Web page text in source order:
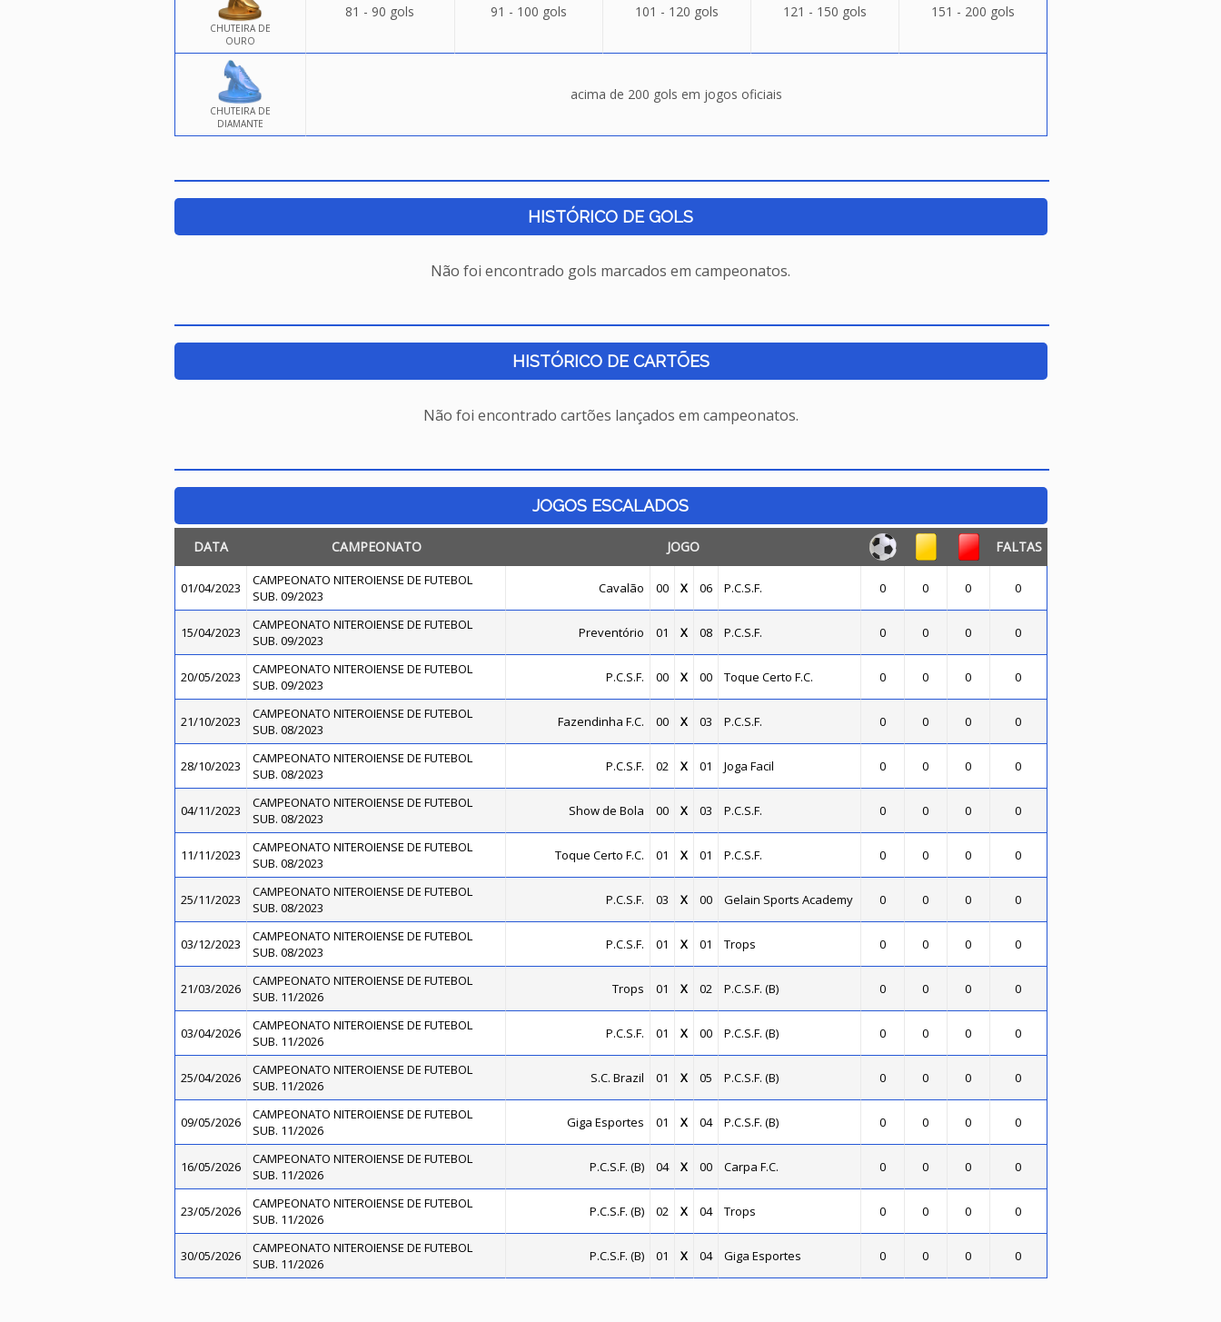
CHUTEIRA DE
OURO
81 - 90 gols 91 - 100 gols 101 - 120 gols 121 - 150 gols 151 - 200 gols
CHUTEIRA DE
DIAMANTE
acima de 200 gols em jogos oficiais
HISTÓRICO DE GOLS
Não foi encontrado gols marcados em campeonatos.
HISTÓRICO DE CARTÕES
Não foi encontrado cartões lançados em campeonatos.
JOGOS ESCALADOS
DATA CAMPEONATO JOGO FALTAS
01/04/2023
CAMPEONATO NITEROIENSE DE FUTEBOL
SUB. 09/2023
Cavalão 00 X 06 P.C.S.F. 0 0 0 0
15/04/2023
CAMPEONATO NITEROIENSE DE FUTEBOL
SUB. 09/2023
Preventório 01 X 08 P.C.S.F. 0 0 0 0
20/05/2023
CAMPEONATO NITEROIENSE DE FUTEBOL
SUB. 09/2023
P.C.S.F. 00 X 00 Toque Certo F.C. 0 0 0 0
21/10/2023
CAMPEONATO NITEROIENSE DE FUTEBOL
SUB. 08/2023
Fazendinha F.C. 00 X 03 P.C.S.F. 0 0 0 0
28/10/2023
CAMPEONATO NITEROIENSE DE FUTEBOL
SUB. 08/2023
P.C.S.F. 02 X 01 Joga Facil 0 0 0 0
04/11/2023
CAMPEONATO NITEROIENSE DE FUTEBOL
SUB. 08/2023
Show de Bola 00 X 03 P.C.S.F. 0 0 0 0
11/11/2023
CAMPEONATO NITEROIENSE DE FUTEBOL
SUB. 08/2023
Toque Certo F.C. 01 X 01 P.C.S.F. 0 0 0 0
25/11/2023
CAMPEONATO NITEROIENSE DE FUTEBOL
SUB. 08/2023
P.C.S.F. 03 X 00 Gelain Sports Academy 0 0 0 0
03/12/2023
CAMPEONATO NITEROIENSE DE FUTEBOL
SUB. 08/2023
P.C.S.F. 01 X 01 Trops 0 0 0 0
21/03/2026
CAMPEONATO NITEROIENSE DE FUTEBOL
SUB. 11/2026
Trops 01 X 02 P.C.S.F. (B) 0 0 0 0
03/04/2026
CAMPEONATO NITEROIENSE DE FUTEBOL
SUB. 11/2026
P.C.S.F. 01 X 00 P.C.S.F. (B) 0 0 0 0
25/04/2026
CAMPEONATO NITEROIENSE DE FUTEBOL
SUB. 11/2026
S.C. Brazil 01 X 05 P.C.S.F. (B) 0 0 0 0
09/05/2026
CAMPEONATO NITEROIENSE DE FUTEBOL
SUB. 11/2026
Giga Esportes 01 X 04 P.C.S.F. (B) 0 0 0 0
16/05/2026
CAMPEONATO NITEROIENSE DE FUTEBOL
SUB. 11/2026
P.C.S.F. (B) 04 X 00 Carpa F.C. 0 0 0 0
23/05/2026
CAMPEONATO NITEROIENSE DE FUTEBOL
SUB. 11/2026
P.C.S.F. (B) 02 X 04 Trops 0 0 0 0
30/05/2026
CAMPEONATO NITEROIENSE DE FUTEBOL
SUB. 11/2026
P.C.S.F. (B) 01 X 04 Giga Esportes 0 0 0 0